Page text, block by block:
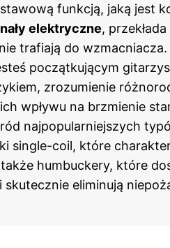
funkcją, jaką jest
elektryczne,
trafiają do wzmacniacza.
początkującym
zrozumienie
wpływu na brzmienie
najpopularniejszych
single-coil, które
humbuckery, które
skutecznie eliminują